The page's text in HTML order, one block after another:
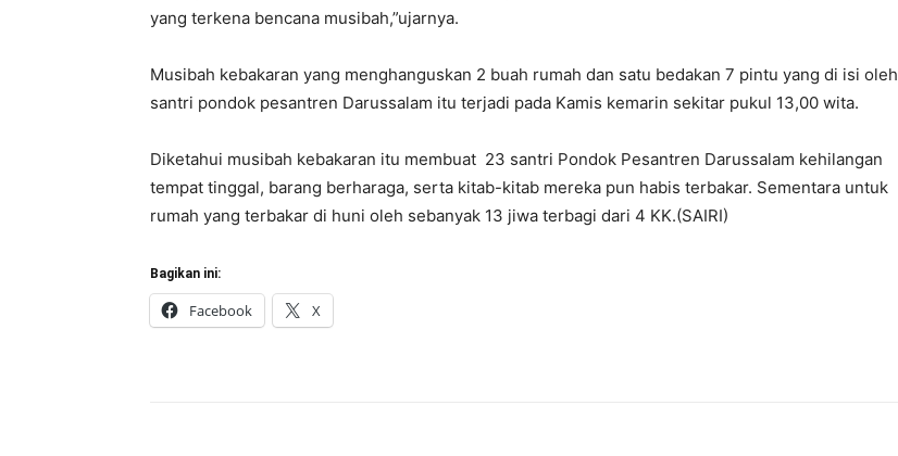
yang terkena bencana musibah,”ujarnya.
Musibah kebakaran yang menghanguskan 2 buah rumah dan satu bedakan 7 pintu yang di isi oleh
santri pondok pesantren Darussalam itu terjadi pada Kamis kemarin sekitar pukul 13,00 wita.
Diketahui musibah kebakaran itu membuat 23 santri Pondok Pesantren Darussalam kehilangan
tempat tinggal, barang berharaga, serta kitab-kitab mereka pun habis terbakar. Sementara untuk
rumah yang terbakar di huni oleh sebanyak 13 jiwa terbagi dari 4 KK.(SAIRI)
Bagikan ini:
Facebook X